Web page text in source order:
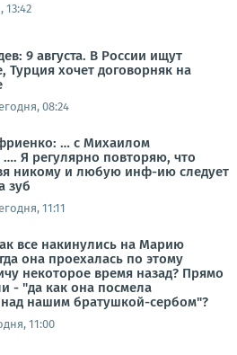
13:42
9 августа. В России ищут
Турция хочет договорняк на
08:24
… с Михаилом
Я регулярно повторяю, что
никому и любую инф-ию следует
зуб
11:11
все накинулись на Марию
она проехалась по этому
некоторое время назад? Прямо
- "да как она посмела
над нашим братушкой-сербом"?
11:00